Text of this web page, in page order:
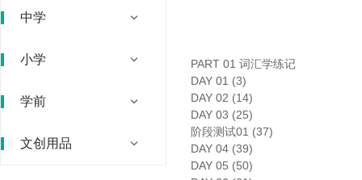
中学
小学
学前
文创用品
PART 01 词汇学练记
DAY 01 (3)
DAY 02 (14)
DAY 03 (25)
阶段测试01 (37)
DAY 04 (39)
DAY 05 (50)